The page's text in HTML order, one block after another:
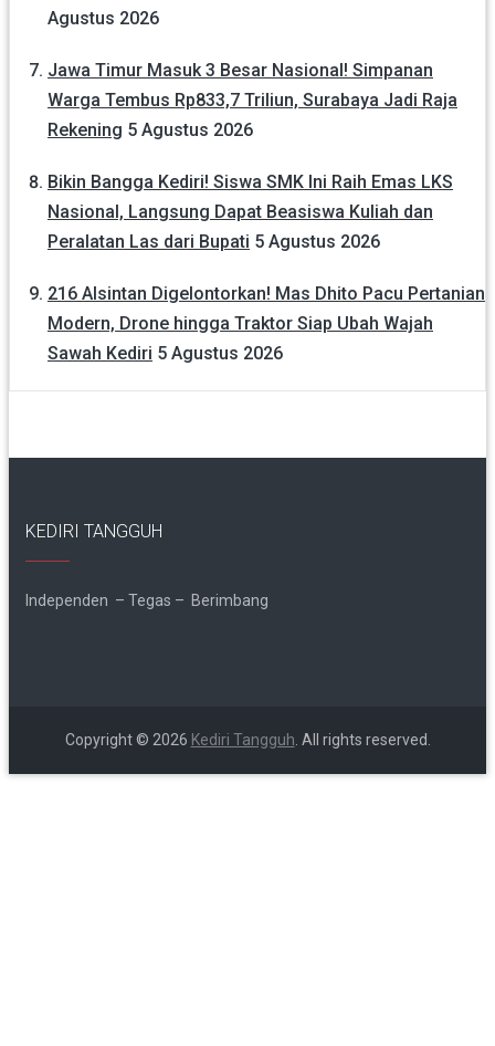
Agustus 2026
Jawa Timur Masuk 3 Besar Nasional! Simpanan
Warga Tembus Rp833,7 Triliun, Surabaya Jadi Raja
Rekening 5 Agustus 2026
Bikin Bangga Kediri! Siswa SMK Ini Raih Emas LKS
Nasional, Langsung Dapat Beasiswa Kuliah dan
Peralatan Las dari Bupati 5 Agustus 2026
216 Alsintan Digelontorkan! Mas Dhito Pacu Pertanian
Modern, Drone hingga Traktor Siap Ubah Wajah
Sawah Kediri 5 Agustus 2026
KEDIRI TANGGUH
Independen – Tegas – Berimbang
Copyright © 2026 Kediri Tangguh . All rights reserved.